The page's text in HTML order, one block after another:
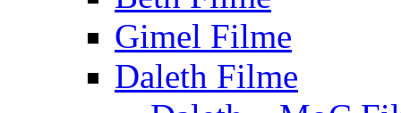
Gimel Filme
Daleth Filme